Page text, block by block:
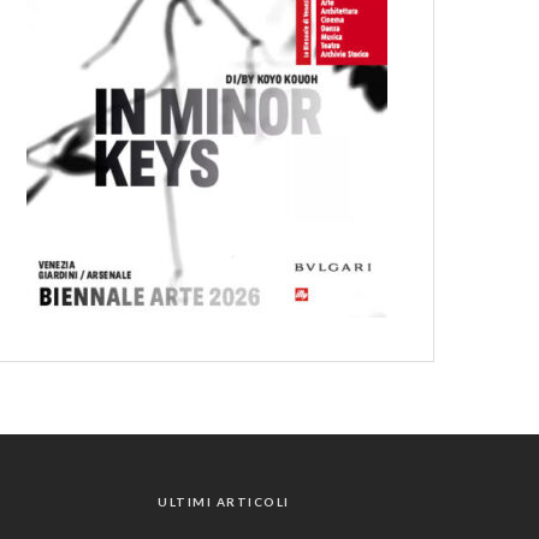
ULTIMI ARTICOLI